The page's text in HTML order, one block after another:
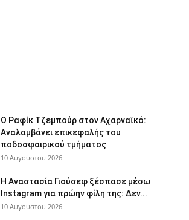
Ο Ραφίκ Τζεμπούρ στον Αχαρναϊκό:
Αναλαμβάνει επικεφαλής του
ποδοσφαιρικού τμήματος
10 Αυγούστου 2026
Η Αναστασία Γιούσεφ ξέσπασε μέσω
Instagram για πρώην φίλη της: Δεν...
10 Αυγούστου 2026